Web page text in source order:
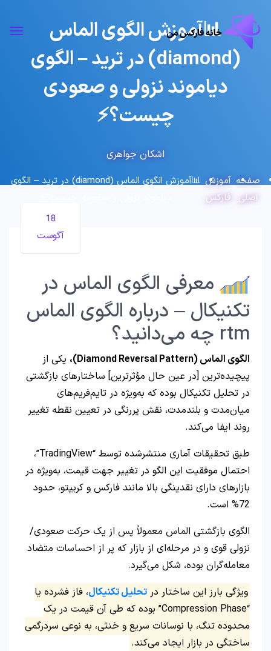
📊آموزش الگوی الماس
(diamond) در ترید – الگوی
دیاموند نزولی و صعودی
چیست؟⚡
اشکان جواهری
صفحه
اصلی
آموزش
فارکس
📊آموزش الگوی الماس (diamond) در ترید – الگوی
18
آگوست
معرفی الگوی الماس در
تکنیکال – درباره الگوی الماس
rtm چه می‌دانید؟
الگوی الماس (Diamond Reversal Pattern)،
یکی از
پیچیده‌ترین [در عین حال مؤثرترین] ساختارهای بازگشتی
در تحلیل تکنیکال بوده که به‌ویژه در تایم‌فریم‌های
میان‌مدت و بلندمدت، نقش پررنگی در تعیین نقطه تغییر
روند ایفا می‌کند.
طبق تحقیقات آماری منتشرشده توسط “TradingView”،
احتمال موفقیت این الگو در تغییر جهت قیمت، به‌ویژه در
بازارهای دارای نقدینگی بالا مانند فارکس و کریپتو، حدود
72% است.
الگوی بازگشتی الماس معمولاً پس از یک حرکت صعودی/
نزولی قوی و در مرحله‌ای از بازار که پر از احساسات متضاد
معامله‌گران بوده، شکل می‌گیرد.
ویژگی بارز این ساختار درتحلیل تکنیکال، فاز فشرده یا
“Compression Phase” بوده که طی آن قیمت در یک
محدوده تنگ، با نوسانات سریع و خنثی، به نوعی سردرگمی
ساختگی در بازار ایجاد می‌کند.